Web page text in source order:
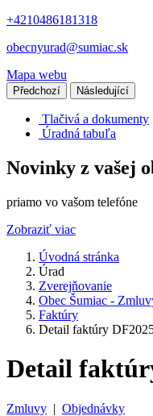
+4210486181318
obecnyurad@sumiac.sk
Mapa webu
Předchozí Následující
Tlačivá a dokumenty
Úradná tabuľa
Novinky z vašej
priamo vo vašom telefóne
Zobraziť viac
Úvodná stránka
Úrad
Zverejňovanie
Obec Šumiac -
Faktúry
Detail faktúry
Detail
Zmluvy | Objednávky